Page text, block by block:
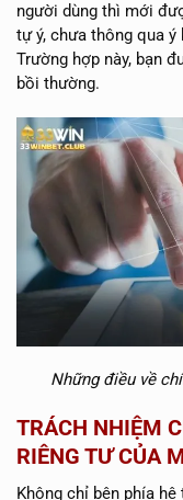
người dùng thì mới
tự ý, chưa thông qua
Trường hợp này, bạn
bồi thường.
Những điều về
TRÁCH NHIỆM
RIÊNG TƯ CỦA
Không chỉ bên phía